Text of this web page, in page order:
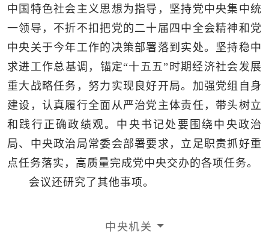
中国特色社会主义思想为指导，坚持党中央集中统
一领导，不折不扣把党的二十届四中全会精神和党
中央关于今年工作的决策部署落到实处。坚持稳中
求进工作总基调，锚定“十五五”时期经济社会发展
重大战略任务，努力实现良好开局。加强党组自身
建设，认真履行全面从严治党主体责任，带头树立
和践行正确政绩观。中央书记处要围绕中央政治
局、中央政治局常委会部署要求，立足职责抓好重
点任务落实，高质量完成党中央交办的各项任务。
会议还研究了其他事项。
中央机关